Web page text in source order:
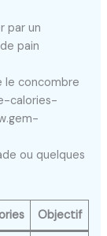
par un
pain
le concombre
calories-
ou quelques
Objectif